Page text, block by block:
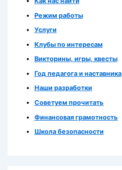
Режим работы
Услуги
Клубы по интересам
Викторины, игры, квесты
Год педагога и наставника
Наши разработки
Советуем прочитать
Финансовая грамотность
Школа безопасности